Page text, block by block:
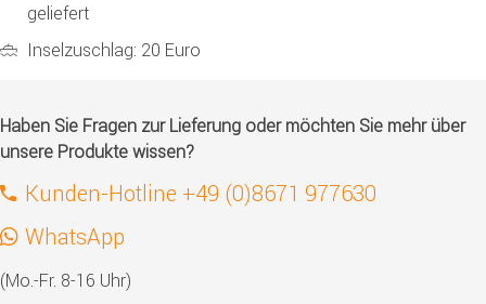
geliefert
Inselzuschlag: 20 Euro
Haben Sie Fragen zur Lieferung oder möchten Sie mehr über
unsere Produkte wissen?
Kunden-Hotline +49 (0)8671 977630
WhatsApp
(Mo.-Fr. 8-16 Uhr)